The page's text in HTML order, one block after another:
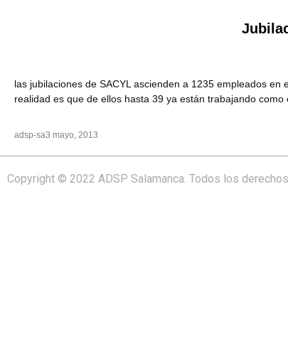
las jubilaciones de SACYL ascienden a 1235 empleados
realidad es que de ellos hasta 39 ya están trabajando
adsp-sa3 mayo, 2013
Copyright © 2022 ADSP Salamanca. Todos los